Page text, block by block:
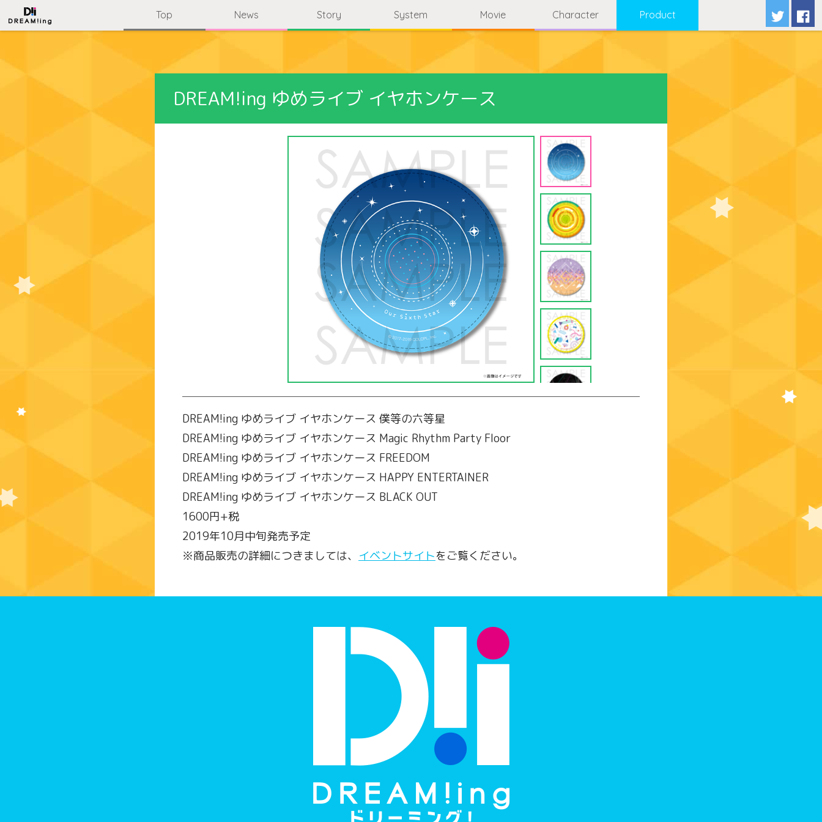
Top News Story System Movie Character Product
DREAM!ing ゆめライブ イヤホンケース
DREAM!ing ゆめライブ イヤホンケース 僕等の六等星
DREAM!ing ゆめライブ イヤホンケース Magic Rhythm Party Floor
DREAM!ing ゆめライブ イヤホンケース FREEDOM
DREAM!ing ゆめライブ イヤホンケース HAPPY ENTERTAINER
DREAM!ing ゆめライブ イヤホンケース BLACK OUT
1600円+税
2019年10月中旬発売予定
※商品販売の詳細につきましては、 イベントサイトをご覧ください。